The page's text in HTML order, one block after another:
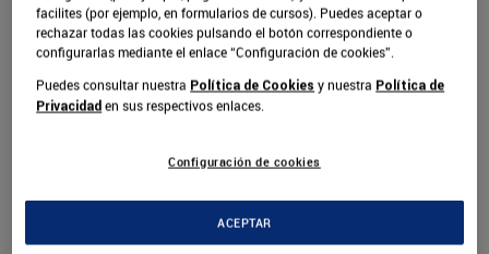
facilites (por ejemplo, en formularios de cursos). Puedes aceptar o
rechazar todas las cookies pulsando el botón correspondiente o
configurarlas mediante el enlace “Configuración de cookies”.
Puedes consultar nuestra Política de Cookies y nuestra Política de
Privacidad en sus respectivos enlaces.
Configuración de cookies
ACEPTAR